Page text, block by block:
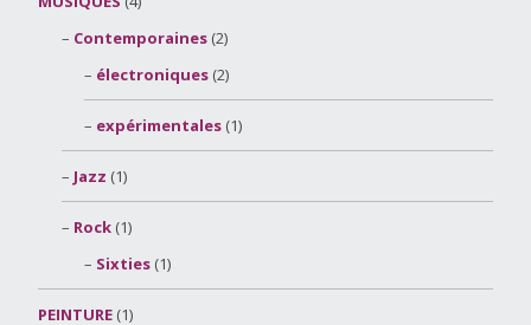
Contemporaines(2)
électroniques (2)
expérimentales (1)
Jazz (1)
Rock(1)
Sixties (1)
PEINTURE (1)